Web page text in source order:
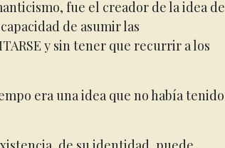
fue el creador de la idea de
de asumir las
y sin tener que recurrir a los
era una idea que no había tenido